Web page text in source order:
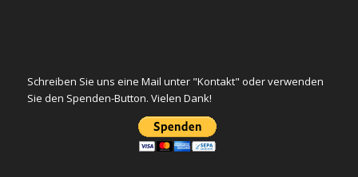
Schreiben Sie uns eine Mail unter "Kontakt" oder verwenden
Sie den Spenden-Button. Vielen Dank!